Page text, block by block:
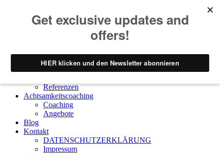
Home
Vorträge
Referenzen
Achtsamkeitscoaching
Coaching
Angebote
Blog
Kontakt
DATENSCHUTZERKLÄRUNG
Impressum